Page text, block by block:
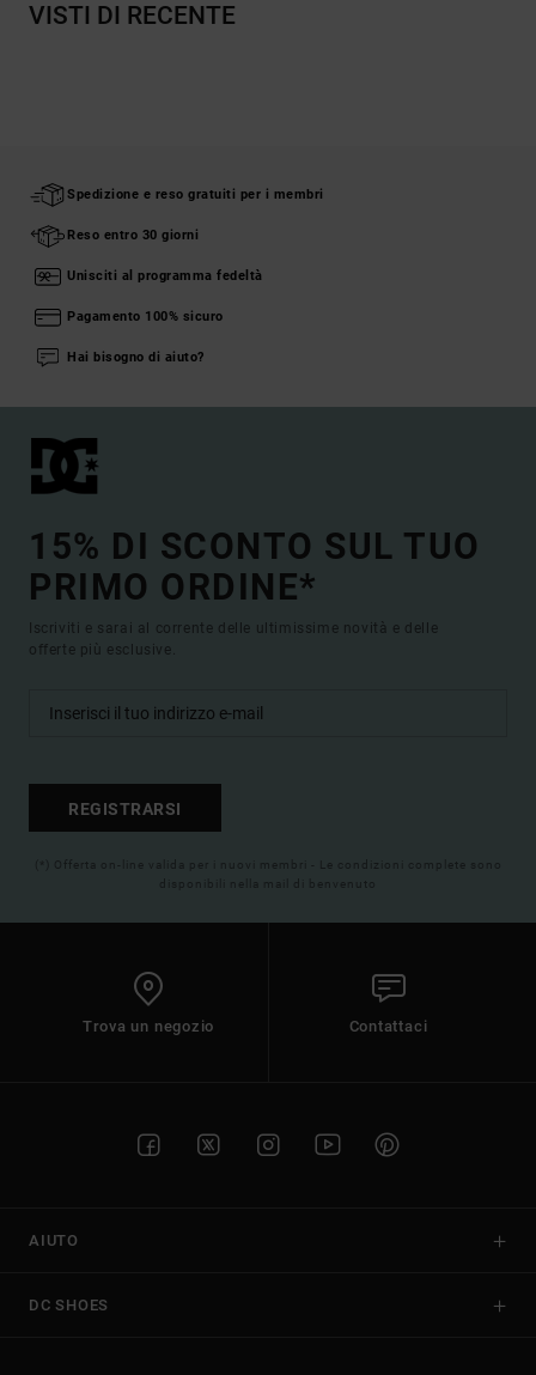
VISTI DI RECENTE
Spedizione e reso gratuiti per i membri
Reso entro 30 giorni
Unisciti al programma fedeltà
Pagamento 100% sicuro
Hai bisogno di aiuto?
15% DI SCONTO SUL TUO
PRIMO ORDINE*
Iscriviti e sarai al corrente delle ultimissime novità e delle
offerte più esclusive.
REGISTRARSI
(*) Offerta on-line valida per i nuovi membri - Le condizioni complete sono
disponibili nella mail di benvenuto
Trova un negozio Contattaci
AIUTO
DC SHOES